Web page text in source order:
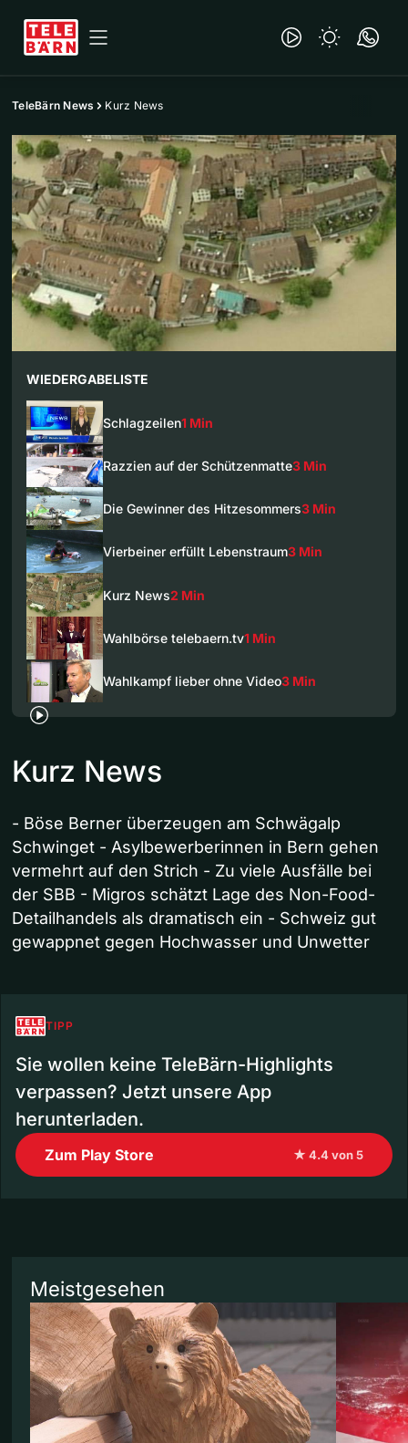
TeleBärn News Kurz News
WIEDERGABELISTE
Schlagzeilen1 Min
Razzien auf der Schützenmatte3 Min
Die Gewinner des Hitzesommers3 Min
Vierbeiner erfüllt Lebenstraum3 Min
Kurz News2 Min
Wahlbörse telebaern.tv1 Min
Wahlkampf lieber ohne Video3 Min
Kurz News
- Böse Berner überzeugen am Schwägalp
Schwinget - Asylbewerberinnen in Bern gehen
vermehrt auf den Strich - Zu viele Ausfälle bei
der SBB - Migros schätzt Lage des Non-Food-
Detailhandels als dramatisch ein - Schweiz gut
gewappnet gegen Hochwasser und Unwetter
TIPP
Sie wollen keine TeleBärn-Highlights
verpassen? Jetzt unsere App
herunterladen.
Zum Play Store ★ 4.4 von 5
Meistgesehen